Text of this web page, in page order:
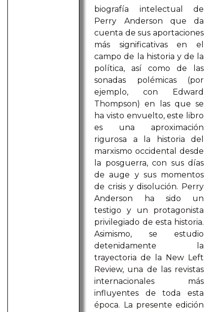
biografía intelectual de
Perry Anderson que da
cuenta de sus aportaciones
más significativas en el
campo de la historia y de la
política, así como de las
sonadas polémicas (por
ejemplo, con Edward
Thompson) en las que se
ha visto envuelto, este libro
es una aproximación
rigurosa a la historia del
marxismo occidental desde
la posguerra, con sus días
de auge y sus momentos
de crisis y disolución. Perry
Anderson ha sido un
testigo y un protagonista
privilegiado de esta historia.
Asimismo, se estudio
detenidamente la
trayectoria de la New Left
Review, una de las revistas
internacionales más
influyentes de toda esta
época. La presente edición